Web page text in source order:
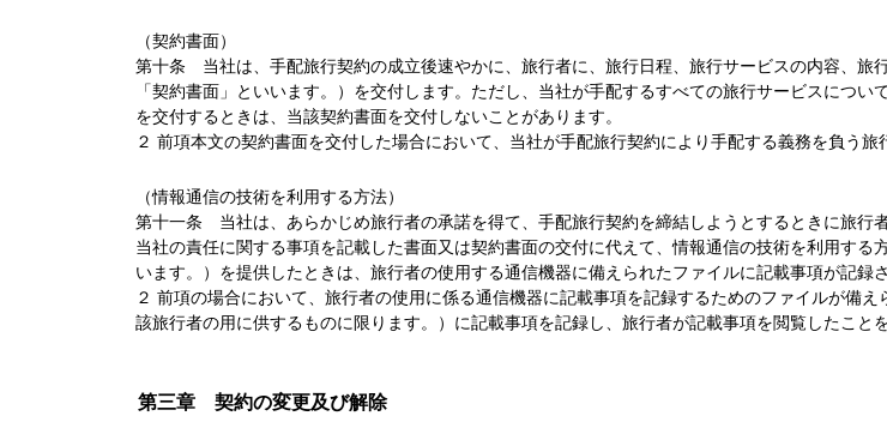
（契約書面）
第十条 当社は、手配旅行契約の成立後速やかに、旅行者に、旅行日程、旅行サービスの内容、旅
「契約書面」といいます。）を交付します。ただし、当社が手配するすべての旅行サービスにつ
を交付するときは、当該契約書面を交付しないことがあります。
２ 前項本文の契約書面を交付した場合において、当社が手配旅行契約により手配する義務を負う
（情報通信の技術を利用する方法）
第十一条 当社は、あらかじめ旅行者の承諾を得て、手配旅行契約を締結しようとするときに旅行
当社の責任に関する事項を記載した書面又は契約書面の交付に代えて、情報通信の技術を利用す
います。）を提供したときは、旅行者の使用する通信機器に備えられたファイルに記載事項が記録
２ 前項の場合において、旅行者の使用に係る通信機器に記載事項を記録するためのファイルが備
該旅行者の用に供するものに限ります。）に記載事項を記録し、旅行者が記載事項を閲覧したことを
第三章 契約の変更及び解除